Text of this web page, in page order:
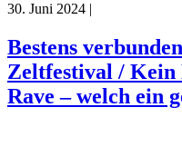
30. Juni 2024 |
Bestens
Zeltfestival /
Rave – welch ein